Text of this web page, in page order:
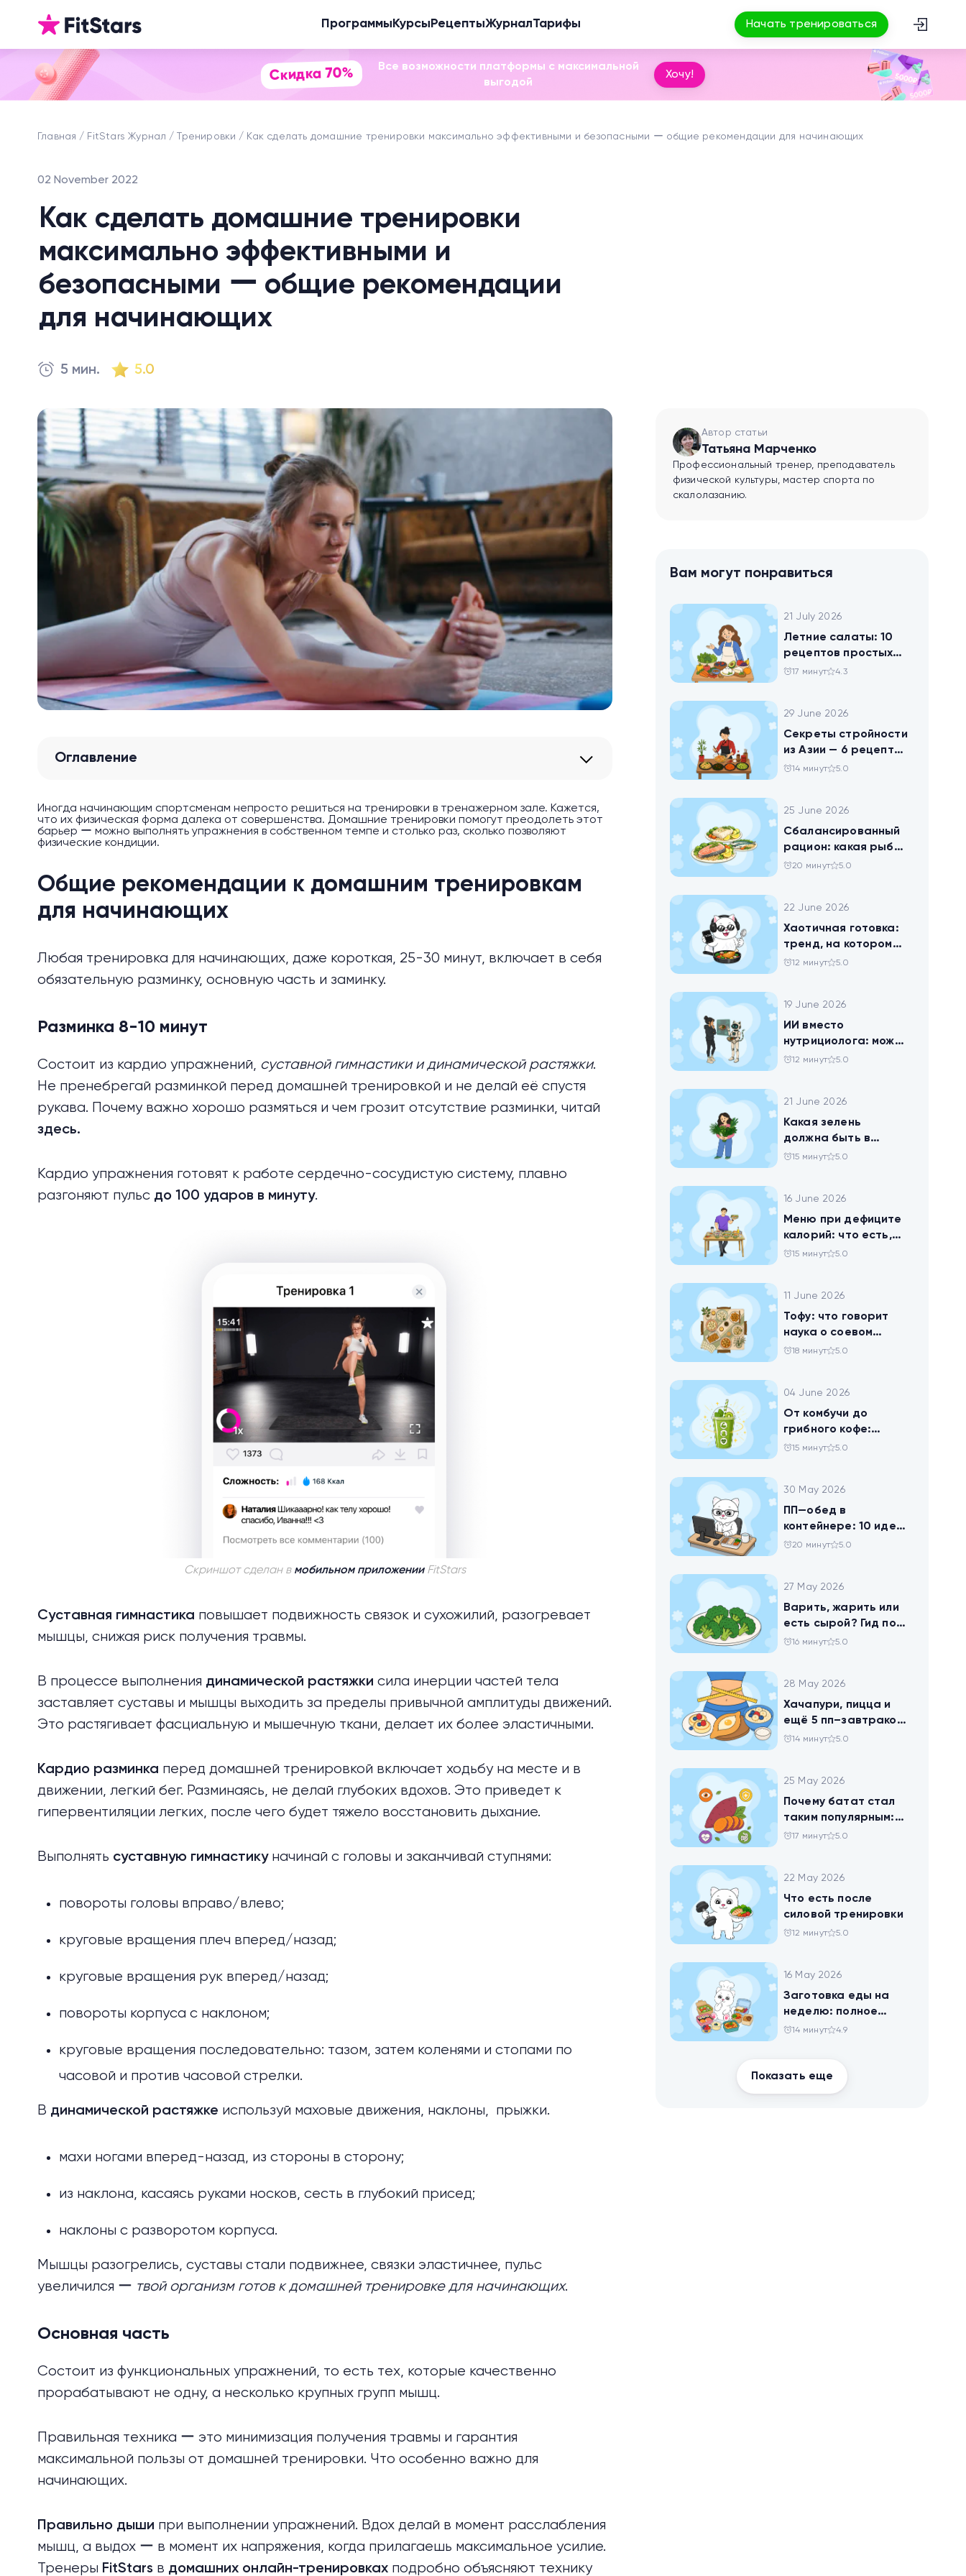
Программы Курсы РецептыЖурналТарифы Начать тренироваться
Скидка 70%
Все возможности платформы с максимальной
выгодой
Хочу!
Главная FitStars Журнал Тренировки Как сделать домашние тренировки максимально эффективными и безопасными ー общие рекомендации для начинающих
02 November 2022
Как сделать домашние тренировки
максимально эффективными и
безопасными ー общие рекомендации
для начинающих
5 мин. 5.0
Оглавление
Иногда начинающим спортсменам непросто решиться на тренировки в тренажерном зале. Кажется,
что их физическая форма далека от совершенства. Домашние тренировки помогут преодолеть этот
барьер ー можно выполнять упражнения в собственном темпе и столько раз, сколько позволяют
физические кондиции.
Общие рекомендации к домашним тренировкам
для начинающих
Любая тренировка для начинающих, даже короткая, 25-30 минут, включает в себя
обязательную разминку, основную часть и заминку.
Разминка 8-10 минут
Состоит из кардио упражнений, суставной гимнастики и динамической растяжки.
Не пренебрегай разминкой перед домашней тренировкой и не делай её спустя
рукава. Почему важно хорошо размяться и чем грозит отсутствие разминки, читай
здесь.
Кардио упражнения готовят к работе сердечно-сосудистую систему, плавно
разгоняют пульс до 100 ударов в минуту.
Скриншот сделан вмобильном приложенииFitStars
Суставная гимнастика повышает подвижность связок и сухожилий, разогревает
мышцы, снижая риск получения травмы.
В процессе выполнения динамической растяжки сила инерции частей тела
заставляет суставы и мышцы выходить за пределы привычной амплитуды движений.
Это растягивает фасциальную и мышечную ткани, делает их более эластичными.
Кардио разминка перед домашней тренировкой включает ходьбу на месте и в
движении, легкий бег. Разминаясь, не делай глубоких вдохов. Это приведет к
гипервентиляции легких, после чего будет тяжело восстановить дыхание.
Выполнять суставную гимнастикуначинай с головы и заканчивай ступнями:
повороты головы вправо/влево;
круговые вращения плеч вперед/назад;
круговые вращения рук вперед/назад;
повороты корпуса с наклоном;
круговые вращения последовательно: тазом, затем коленями и стопами по
часовой и против часовой стрелки.
В динамической растяжке используй маховые движения, наклоны, прыжки.
махи ногами вперед-назад, из стороны в сторону;
из наклона, касаясь руками носков, сесть в глубокий присед;
наклоны с разворотом корпуса.
Мышцы разогрелись, суставы стали подвижнее, связки эластичнее, пульс
увеличился ー твой организм готов к домашней тренировке для начинающих.
Основная часть
Состоит из функциональных упражнений, то есть тех, которые качественно
прорабатывают не одну, а несколько крупных групп мышц.
Правильная техника ー это минимизация получения травмы и гарантия
максимальной пользы от домашней тренировки. Что особенно важно для
начинающих.
Правильно дыши при выполнении упражнений. Вдох делай в момент расслабления
мышц, а выдох ー в момент их напряжения, когда прилагаешь максимальное усилие.
Тренеры FitStars в домашних онлайн-тренировках подробно объясняют технику
Автор статьи
Татьяна Марченко
Профессиональный тренер, преподаватель
физической культуры, мастер спорта по
скалолазанию.
Вам могут понравиться
21 July 2026
Летние салаты: 10
рецептов простых
блюд для будней и
17 минут 4.3
29 June 2026
Секреты стройности
из Азии — 6 рецептов
китайских салатов
14 минут 5.0
25 June 2026
Сбалансированный
рацион: какая рыба
самая полезная
20 минут 5.0
22 June 2026
Хаотичная готовка:
тренд, на котором
похудел весь ТикТок
12 минут 5.0
19 June 2026
ИИ вместо
нутрициолога: можно
ли доверить
12 минут 5.0
21 June 2026
Какая зелень
должна быть в
тарелке
15 минут 5.0
16 June 2026
Меню при дефиците
калорий: что есть,
чтобы худеть
15 минут 5.0
11 June 2026
Тофу: что говорит
наука о соевом
твороге, который
18 минут 5.0
04 June 2026
От комбучи до
грибного кофе:
разбираемся в
15 минут 5.0
30 May 2026
ПП—обед в
контейнере: 10 идей
для офисников,
20 минут 5.0
27 May 2026
Варить, жарить или
есть сырой? Гид по
брокколи
16 минут 5.0
28 May 2026
Хачапури, пицца и
ещё 5 пп–завтраков,
чтобы набрать
14 минут 5.0
25 May 2026
Почему батат стал
таким популярным:
всё о пользе
17 минут 5.0
22 May 2026
Что есть после
силовой тренировки
12 минут 5.0
16 May 2026
Заготовка еды на
неделю: полное
руководство для
14 минут 4.9
Показать еще